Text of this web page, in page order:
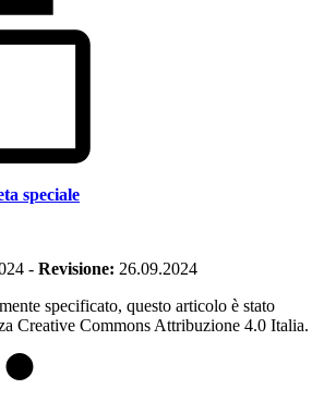
speciale
- Revisione: 26.09.2024
specificato, questo articolo è stato
Creative Commons Attribuzione 4.0 Italia.